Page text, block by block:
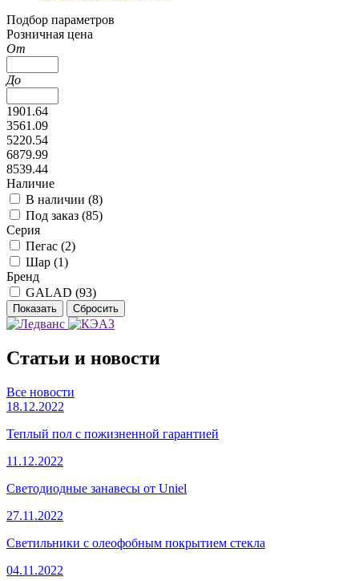
Подбор параметров
Розничная цена
От
До
1901.64
3561.09
5220.54
6879.99
8539.44
Наличие
В наличии (8)
Под заказ (85)
Серия
Пегас (2)
Шар (1)
Бренд
GALAD (93)
Статьи и новости
Все новости
18.12.2022
Теплый пол с пожизненной гарантией
11.12.2022
Светодиодные занавесы от Uniel
27.11.2022
Светильники с олеофобным покрытием стекла
04.11.2022